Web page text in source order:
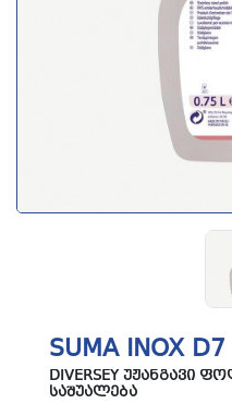
SUMA INOX D7
DIVERSEY ᲣᲟᲐᲜᲒᲐᲕᲘ
ᲡᲐᲨᲣᲐᲚᲔᲑᲐ